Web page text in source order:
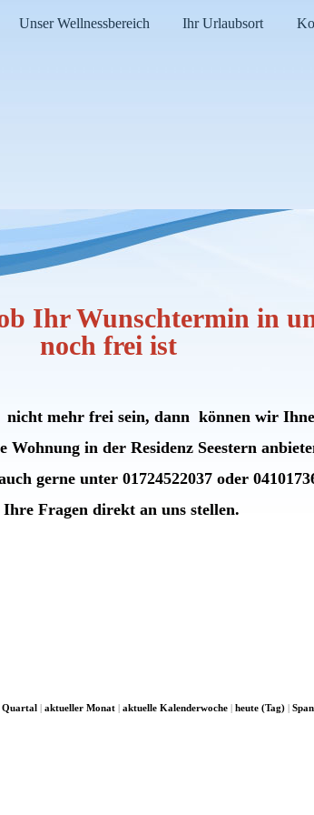
Unser Wellnessbereich Ihr Urlaubsort
Ihr Wunschtermin in
noch frei ist
mehr frei sein, dann können wir
Wohnung in der Residenz Seestern
gerne unter 01724522037 oder
Fragen direkt an uns stellen.
Quartal | aktueller Monat | aktuelle Kalenderwoche | heute (Tag) |